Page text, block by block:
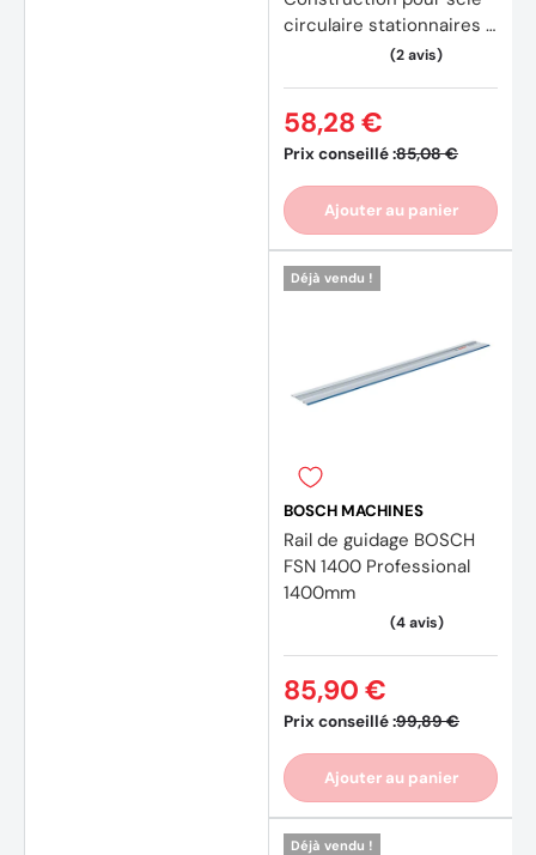
circulaire stationnaires :
DT1952x2, DT1959
Prix conseillé :85,08 €
58,28 €
Ajouter au panier
Déjà vendu !
BOSCH MACHINES
Rail de guidage BOSCH
FSN 1400 Professional
1400mm
Prix conseillé :99,89 €
85,90 €
Ajouter au panier
Déjà vendu !